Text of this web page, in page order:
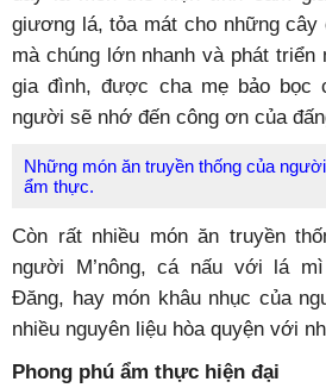
giương lá, tỏa mát cho những cây
mà chúng lớn nhanh và phát
gia đình, được cha mẹ bảo bọc
người sẽ nhớ đến công ơn của
Những món ăn truyền thống của
ẩm thực.
Còn rất nhiều món ăn truyền
người M’nông, cá nấu với lá
Đăng, hay món khâu nhục của
nhiều nguyên liệu hòa quyện với
Phong phú ẩm thực hiện đại